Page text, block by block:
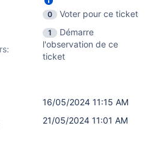
0
Voter pour ce ticket
1
Démarre
l'observation de ce
ticket
16/05/2024 11:15 AM
21/05/2024 11:01 AM